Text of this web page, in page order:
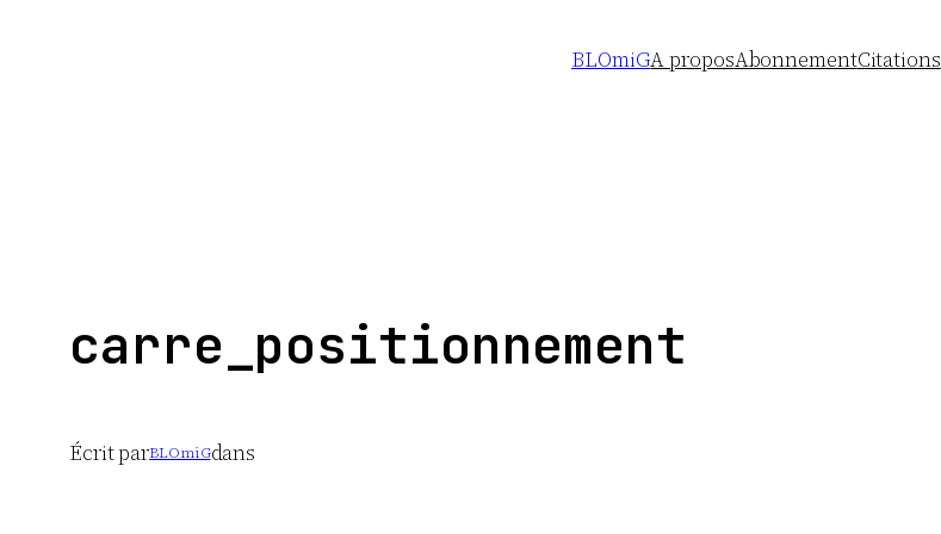
BLOmiGA proposAbonnementCitations
carre_positionnement
Écrit parBLOmiGdans